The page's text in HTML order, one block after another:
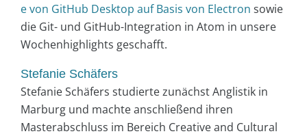
e von GitHub Desktop auf Basis von Electron sowie
die Git- und GitHub-Integration in Atom in unsere
Wochenhighlights geschafft.
Stefanie Schäfers
Stefanie Schäfers studierte zunächst Anglistik in
Marburg und machte anschließend ihren
Masterabschluss im Bereich Creative and Cultural